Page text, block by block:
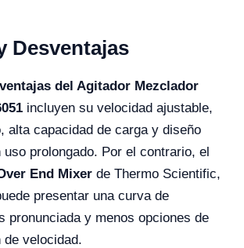
Desventajas
ventajas del Agitador Mezclador
incluyen su velocidad ajustable,
alta capacidad de carga y diseño
uso prolongado. Por el contrario, el
End Mixer de Thermo Scientific,
presentar una curva de
pronunciada y menos opciones de
de velocidad.